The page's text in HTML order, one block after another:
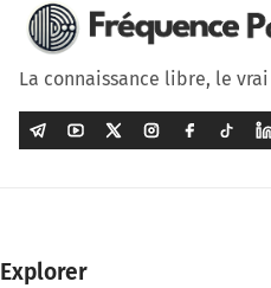
La connaissance libre, le
Explorer